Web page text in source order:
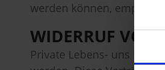
werden können,
WIDERRUF VON
Private Lebens- uns